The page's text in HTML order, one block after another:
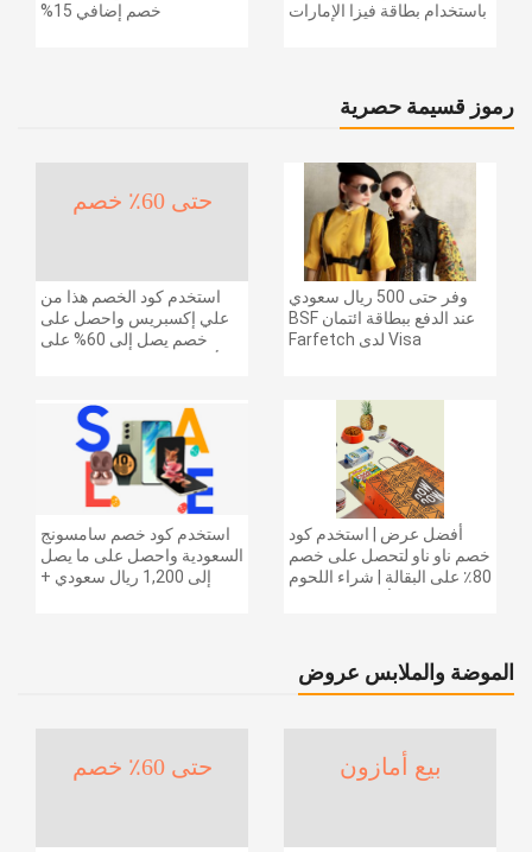
خصم إضافي 15%
باستخدام بطاقة فيزا الإمارات
رموز قسيمة حصرية
حتى 60٪ خصم
استخدم كود الخصم هذا من
علي إكسبريس واحصل على
خصم يصل إلى 60% على
بقيمة 155 دولارًا أمريكيًا على
الطلبات التي تزيد قيمتها عن
1425 ريالًا سعوديًا | شحن مج
وفر حتى 500 ريال سعودي
عند الدفع ببطاقة ائتمان BSF
Visa لدى Farfetch
استخدم كود خصم سامسونج
السعودية واحصل على ما يصل
إلى 1,200 ريال سعودي +
أفضل عرض | استخدم كود
خصم ناو ناو لتحصل على خصم
80٪ على البقالة | شراء اللحوم
الموضة والملابس عروض
حتى 60٪ خصم بيع أمازون